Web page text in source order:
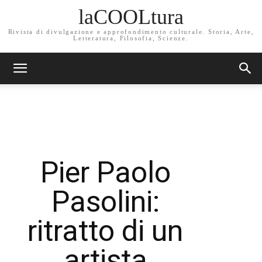
laCOOLtura
Rivista di divulgazione e approfondimento culturale. Storia, Arte,
Letteratura, Filosofia, Scienze.
Pier Paolo
Pasolini:
ritratto di un